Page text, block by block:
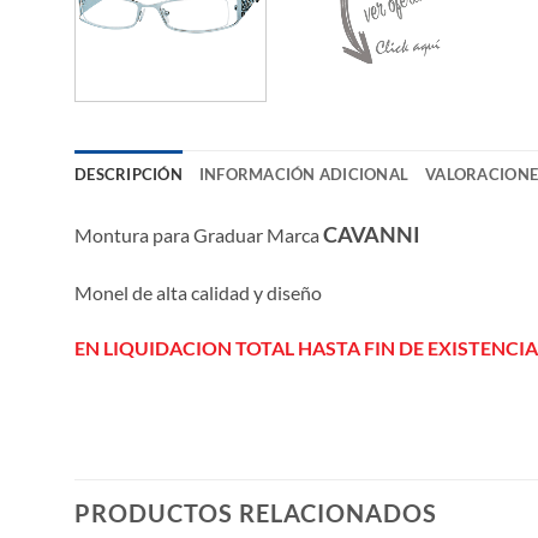
DESCRIPCIÓN INFORMACIÓN ADICIONAL
Montura para Graduar Marca CAVANNI
Monel de alta calidad y diseño
EN LIQUIDACION TOTAL HASTA FIN DE EXISTENCIA
PRODUCTOS RELACIONADOS